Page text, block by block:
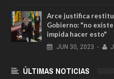
Arce justifica
Gobierno: "no
impida hacer esto"
JUN 30, 2023 -
ÚLTIMAS NOTICIAS